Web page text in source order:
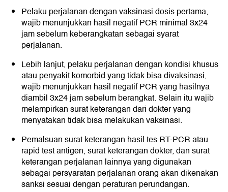
Pelaku perjalanan dengan vaksinasi dosis pertama,
wajib menunjukkan hasil negatif PCR minimal 3x24
jam sebelum keberangkatan sebagai syarat
perjalanan.
Lebih lanjut, pelaku perjalanan dengan kondisi khusus
atau penyakit komorbid yang tidak bisa divaksinasi,
wajib menunjukkan hasil negatif PCR yang hasilnya
diambil 3x24 jam sebelum berangkat. Selain itu wajib
melampirkan surat keterangan dari dokter yang
menyatakan tidak bisa melakukan vaksinasi.
Pemalsuan surat keterangan hasil tes RT-PCR atau
rapid test antigen, surat keterangan dokter, dan surat
keterangan perjalanan lainnya yang digunakan
sebagai persyaratan perjalanan orang akan dikenakan
sanksi sesuai dengan peraturan perundangan.